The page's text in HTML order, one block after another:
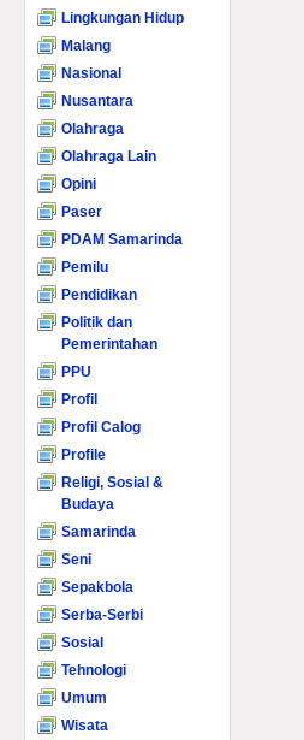
Lingkungan Hidup
Malang
Nasional
Nusantara
Olahraga
Olahraga Lain
Opini
Paser
PDAM Samarinda
Pemilu
Pendidikan
Politik dan
Pemerintahan
PPU
Profil
Profil Calog
Profile
Religi, Sosial &
Budaya
Samarinda
Seni
Sepakbola
Serba-Serbi
Sosial
Tehnologi
Umum
Wisata